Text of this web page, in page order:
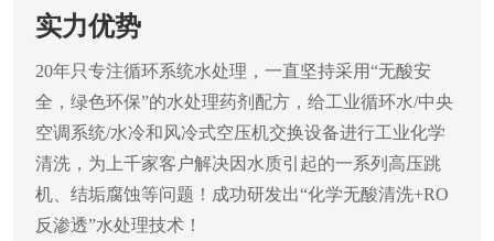
实力优势
20年只专注循环系统水处理，一直坚持采用“无酸安
全，绿色环保”的水处理药剂配方，给工业循环水/中央
空调系统/水冷和风冷式空压机交换设备进行工业化学
清洗，为上千家客户解决因水质引起的一系列高压跳
机、结垢腐蚀等问题！成功研发出“化学无酸清洗+RO
反渗透”水处理技术！